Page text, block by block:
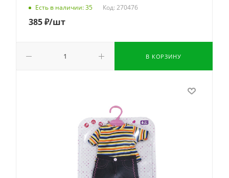
Есть в наличии: 35 Код: 270476
385₽/шт
В КОРЗИНУ